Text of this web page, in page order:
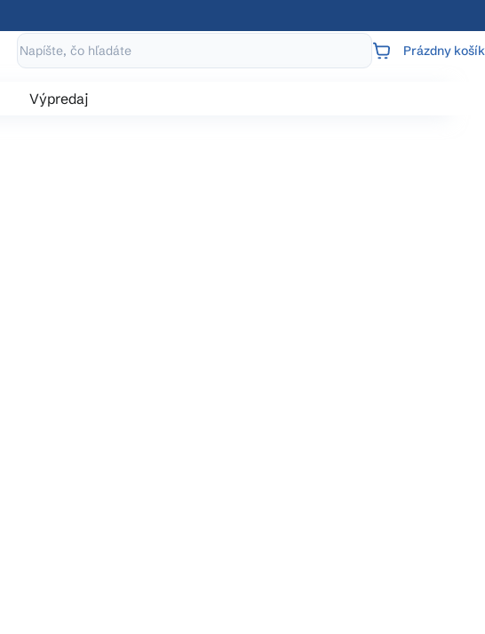
NÁKUPNÝ
Prázdny košík
Výpredaj